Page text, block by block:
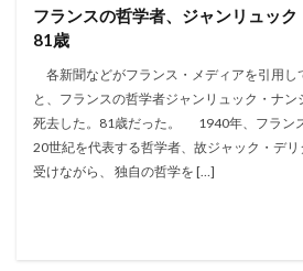
フランスの哲学者、ジャンリュッ
81歳
各新聞などがフランス・メディアを引用し
と、フランスの哲学者ジャンリュック・ナン
死去した。81歳だった。 1940年、フラン
20世紀を代表する哲学者、故ジャック・デ
受けながら、 独自の哲学を […]